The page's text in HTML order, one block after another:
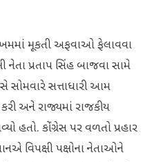
મૂકતી અફવાઓ ફેલાવવા
નેતા પ્રતાપ સિંહ બાજવા સામે
સોમવારે સત્તાધારી આમ
કરી અને રાજ્યમાં રાજકીય
હતો. કોંગ્રેસ પર વળતો પ્રહાર
વિપક્ષી પક્ષોના નેતાઓને